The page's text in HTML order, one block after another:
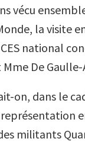
vécu
la visite
national
De
on, dans le
militants